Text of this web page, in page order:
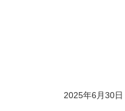
2025年6月30日